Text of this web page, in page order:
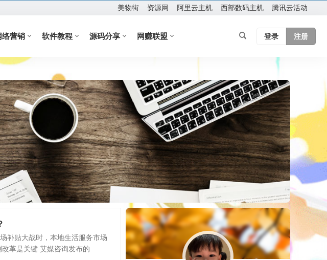
美物街 资源网 阿里云主机 西部数码主机 腾讯云活动
络营销 软件教程 源码分享 网赚联盟 登录 注册
补贴大战时，本地生活服务市场
革是关键 艾媒咨询发布的